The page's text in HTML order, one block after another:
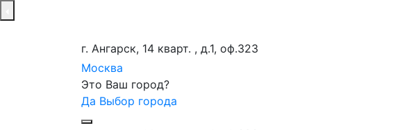
г. Ангарск, 14 кварт. , д.1, оф.323
Москва
Это Ваш город?
Да Выбор города